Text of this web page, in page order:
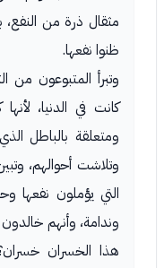
مثقال ذرة من
ظنوا نفعها.
وتبرأ المتبوعون من
كانت في الدنيا،
ومتعلقة بالباطل
وتلاشت أحوالهم،
التي يؤملون نفعها
وندامة، وأنهم خالدون
هذا الخسران